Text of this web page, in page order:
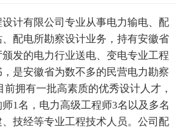
计有限公司专业从事电力输电、配
配电所勘察设计业务，持有安徽省
发的电力行业送电、变电专业工程
是安徽省为数不多的民营电力勘察
拥有一批高素质的优秀设计人才，
1名，电力高级工程师3名以及多名
技经等专业工程技术人员。公司配